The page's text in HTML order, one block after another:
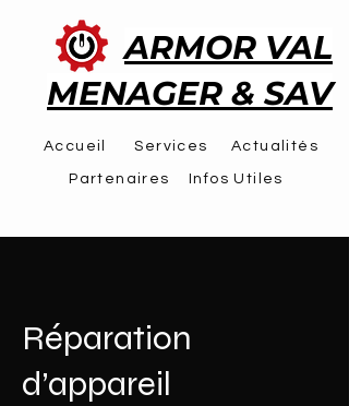
ARMOR VAL
MENAGER & SAV
Accueil
Infos Utiles
Services Actualités
Partenaires
Réparation
d’appareil